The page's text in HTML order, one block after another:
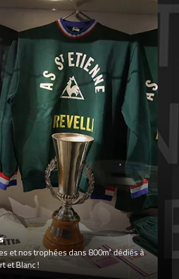
et nos trophées dans 800m² dédiés à
et Blanc !